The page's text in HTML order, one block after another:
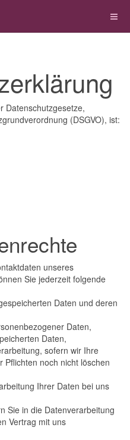
Datenschutzgesetze,
(DSGVO), ist:
unseres
Sie jederzeit folgende
Daten und deren
Daten,
Daten,
sofern wir Ihre
Pflichten noch nicht löschen
Ihrer Daten bei uns
Sie in die Datenverarbeitung
Vertrag mit uns